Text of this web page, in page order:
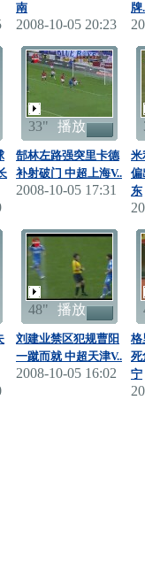
南
2008-10-05 20:23
牌
33" 播放
郜林左路强突里卡德
补射破门 中超上海V..
2008-10-05 17:31
米
偏
东
48" 播放
刘建业禁区犯规曹阳
一蹴而就 中超天津V..
2008-10-05 16:02
格
死
宁